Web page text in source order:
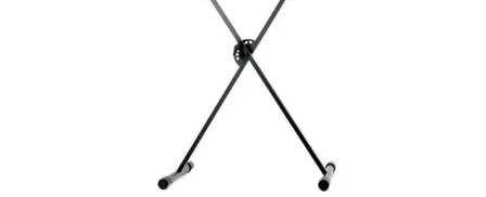
Pickup-uri, platane & accesorii
Stabilizatoare de tensiune UPS si